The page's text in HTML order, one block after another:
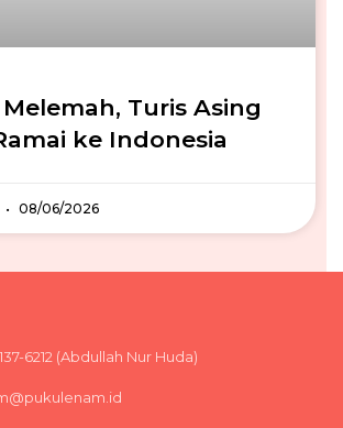
Turis Asing
ke Indonesia
08/06/2026
6212 (Abdullah Nur Huda)